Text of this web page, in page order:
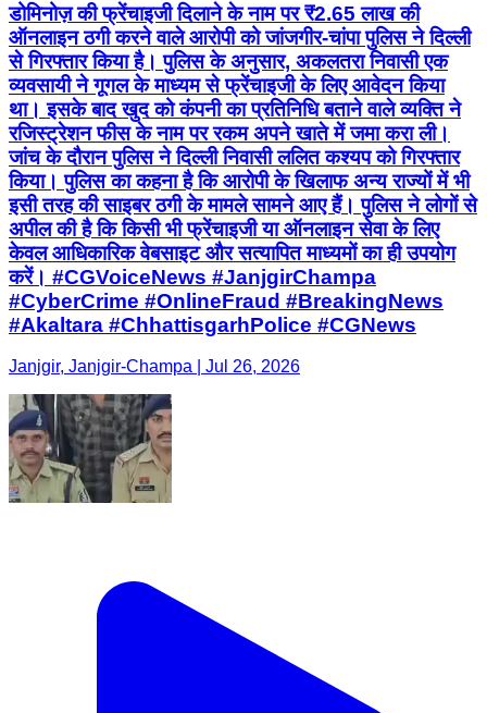
डोमिनोज़ की फ्रेंचाइजी दिलाने के नाम पर ₹2.65 लाख की
ऑनलाइन ठगी करने वाले आरोपी को जांजगीर-चांपा पुलिस ने दिल्ली
से गिरफ्तार किया है। पुलिस के अनुसार, अकलतरा निवासी एक
व्यवसायी ने गूगल के माध्यम से फ्रेंचाइजी के लिए आवेदन किया
था। इसके बाद खुद को कंपनी का प्रतिनिधि बताने वाले व्यक्ति ने
रजिस्ट्रेशन फीस के नाम पर रकम अपने खाते में जमा करा ली।
जांच के दौरान पुलिस ने दिल्ली निवासी ललित कश्यप को गिरफ्तार
किया। पुलिस का कहना है कि आरोपी के खिलाफ अन्य राज्यों में भी
इसी तरह की साइबर ठगी के मामले सामने आए हैं। पुलिस ने लोगों से
अपील की है कि किसी भी फ्रेंचाइजी या ऑनलाइन सेवा के लिए
केवल आधिकारिक वेबसाइट और सत्यापित माध्यमों का ही उपयोग
करें। #CGVoiceNews #JanjgirChampa
#CyberCrime #OnlineFraud #BreakingNews
#Akaltara #ChhattisgarhPolice #CGNews
Janjgir, Janjgir-Champa | Jul 26, 2026